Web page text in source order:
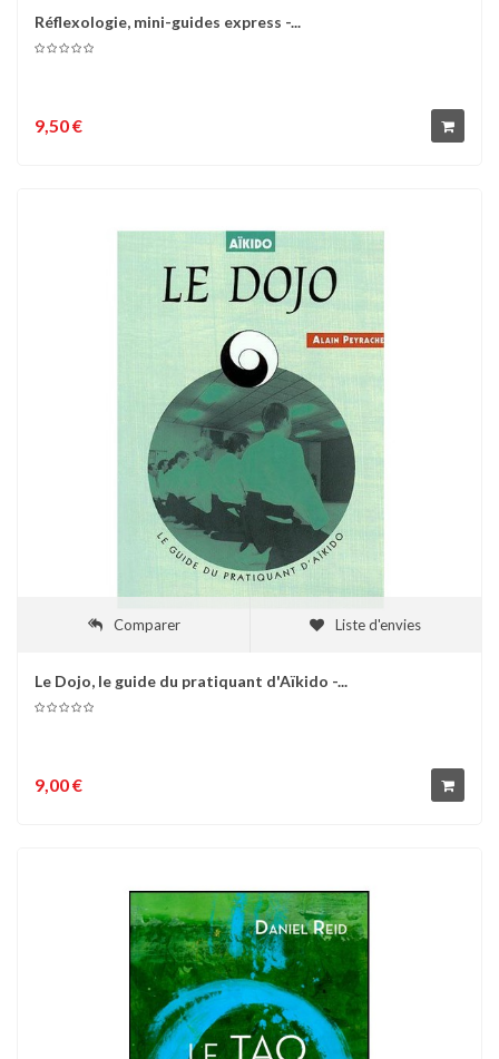
Réflexologie, mini-guides express -...
9,50 €
Comparer Liste d'envies
Le Dojo, le guide du pratiquant d'Aïkido -...
9,00 €